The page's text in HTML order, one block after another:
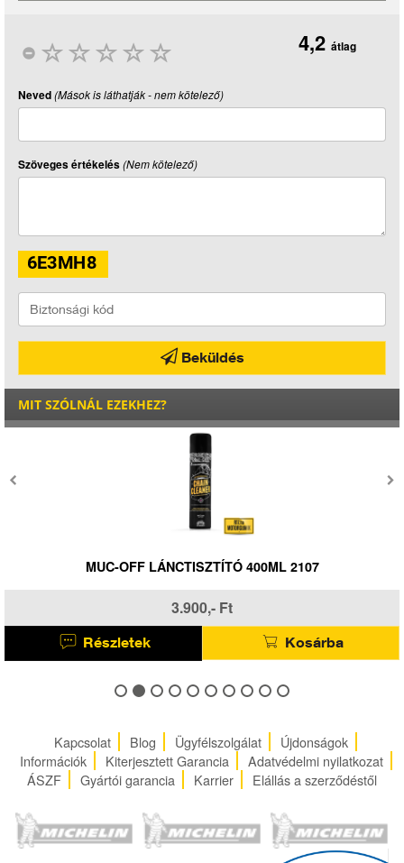
4,2 átlag
Neved(Mások is láthatják - nem kötelező)
Szöveges értékelés(Nem kötelező)
Beküldés
MIT SZÓLNÁL EZEKHEZ?
MUC-OFF LÁNCTISZTÍTÓ 400ML 2107
3.900,- Ft
Részletek Kosárba
Kapcsolat Blog Ügyfélszolgálat
Újdonságok
Információk
Kiterjesztett Garancia
Adatvédelmi nyilatkozat
ÁSZF
Gyártói garancia Karrier Elállás a szerződéstől